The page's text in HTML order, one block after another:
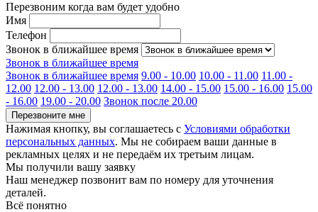
Перезвоним когда вам будет удобно
Имя
Телефон
Звонок в ближайшее время
Звонок в ближайшее время
Звонок в ближайшее время 9.00 - 10.00 10.00 - 11.00 11.00 -
12.00 12.00 - 13.00 12.00 - 13.00 14.00 - 15.00 15.00 - 16.00 15.00
- 16.00 19.00 - 20.00 Звонок после 20.00
Перезвоните мне
Нажимая кнопку, вы соглашаетесь с Условиями обработки
персональных данных. Мы не собираем ваши данные в
рекламных целях и не передаём их третьим лицам.
Мы получили вашу заявку
Наш менеджер позвонит вам по номеру для уточнения
деталей.
Всё понятно